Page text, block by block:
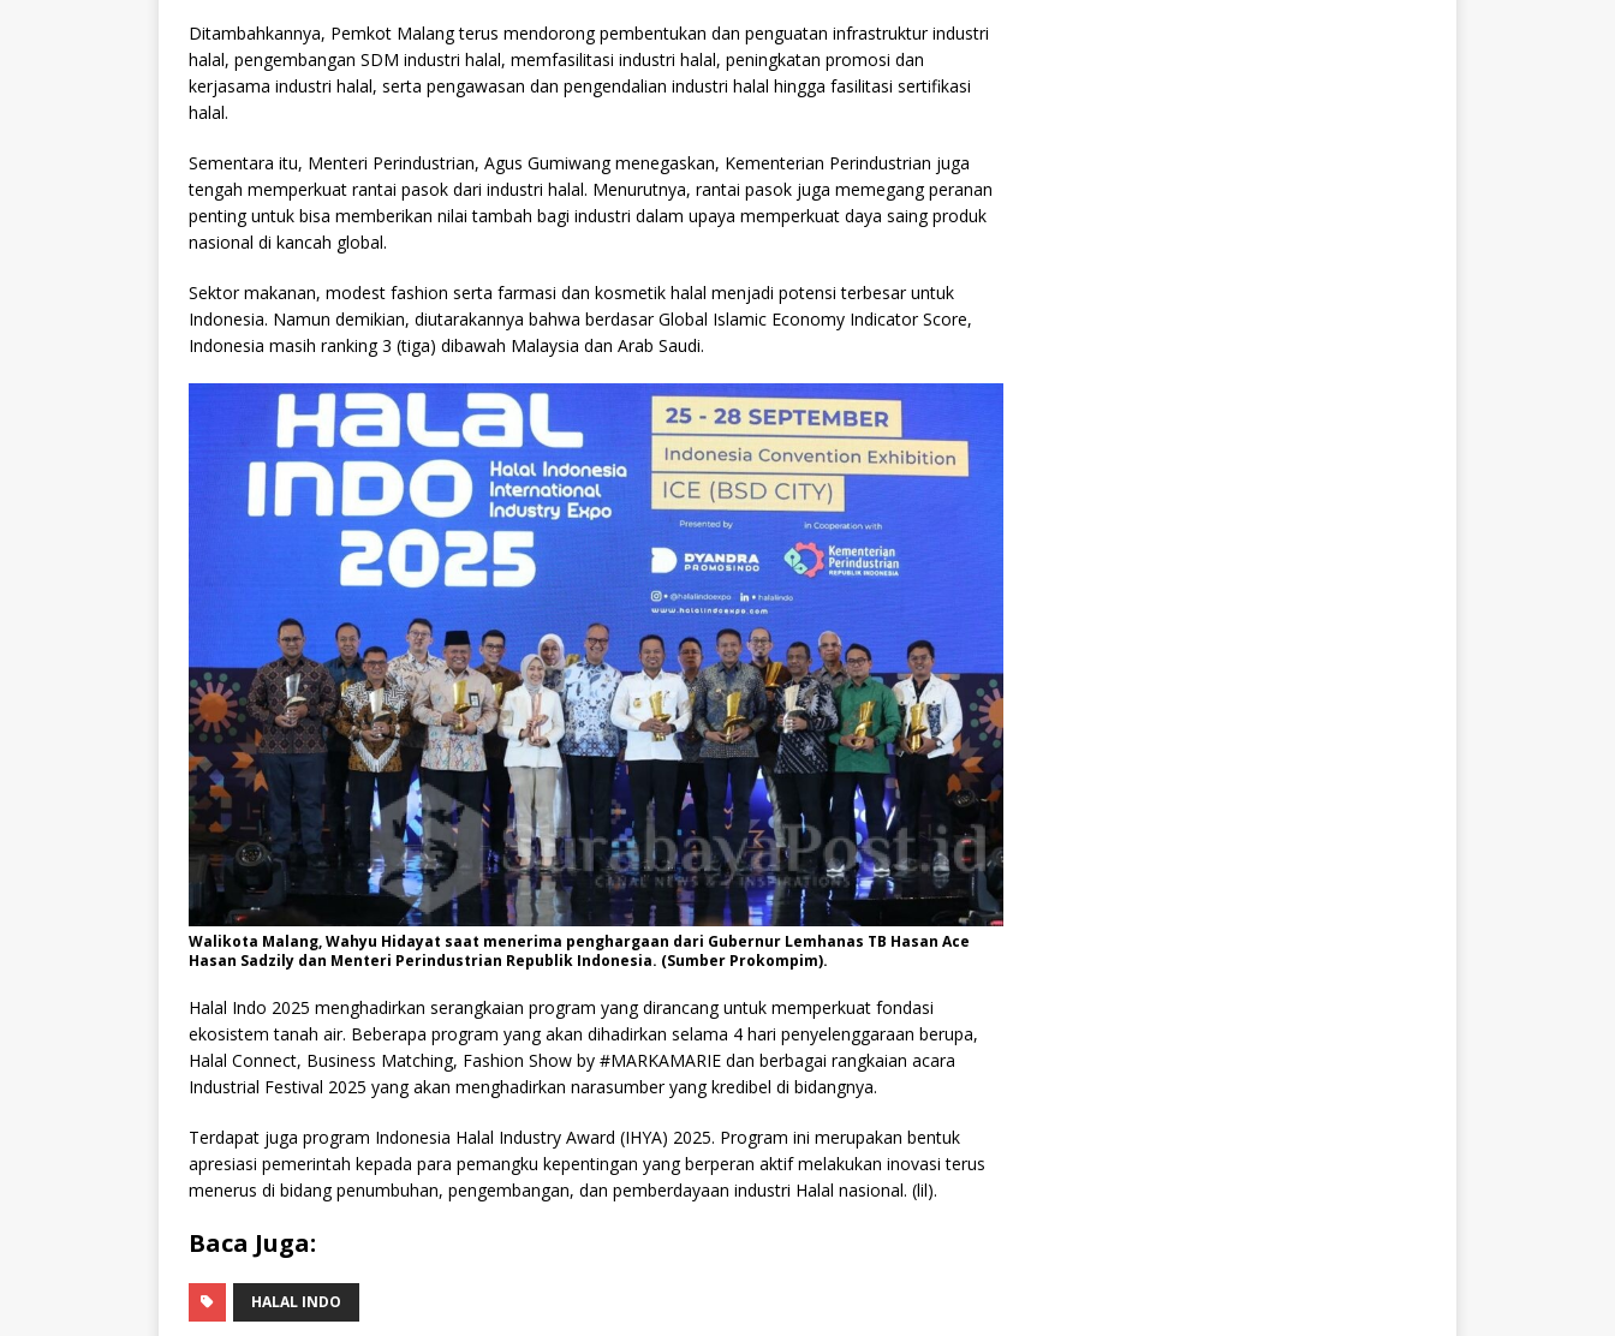
Ditambahkannya, Pemkot Malang terus mendorong pembentukan dan penguatan infrastruktur industri
halal, pengembangan SDM industri halal, memfasilitasi industri halal, peningkatan promosi dan
kerjasama industri halal, serta pengawasan dan pengendalian industri halal hingga fasilitasi sertifikasi
halal.
Sementara itu, Menteri Perindustrian, Agus Gumiwang menegaskan, Kementerian Perindustrian juga
tengah memperkuat rantai pasok dari industri halal. Menurutnya, rantai pasok juga memegang peranan
penting untuk bisa memberikan nilai tambah bagi industri dalam upaya memperkuat daya saing produk
nasional di kancah global.
Sektor makanan, modest fashion serta farmasi dan kosmetik halal menjadi potensi terbesar untuk
Indonesia. Namun demikian, diutarakannya bahwa berdasar Global Islamic Economy Indicator Score,
Indonesia masih ranking 3 (tiga) dibawah Malaysia dan Arab Saudi.
Walikota Malang, Wahyu Hidayat saat menerima penghargaan dari Gubernur Lemhanas TB Hasan Ace
Hasan Sadzily dan Menteri Perindustrian Republik Indonesia. (Sumber Prokompim).
Halal Indo 2025 menghadirkan serangkaian program yang dirancang untuk memperkuat fondasi
ekosistem tanah air. Beberapa program yang akan dihadirkan selama 4 hari penyelenggaraan berupa,
Halal Connect, Business Matching, Fashion Show by #MARKAMARIE dan berbagai rangkaian acara
Industrial Festival 2025 yang akan menghadirkan narasumber yang kredibel di bidangnya.
Terdapat juga program Indonesia Halal Industry Award (IHYA) 2025. Program ini merupakan bentuk
apresiasi pemerintah kepada para pemangku kepentingan yang berperan aktif melakukan inovasi terus
menerus di bidang penumbuhan, pengembangan, dan pemberdayaan industri Halal nasional. (lil).
Baca Juga:
HALAL INDO